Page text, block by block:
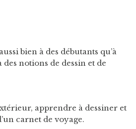
bien à des débutants qu’à
des notions de dessin et de
apprendre à dessiner et
carnet de voyage.